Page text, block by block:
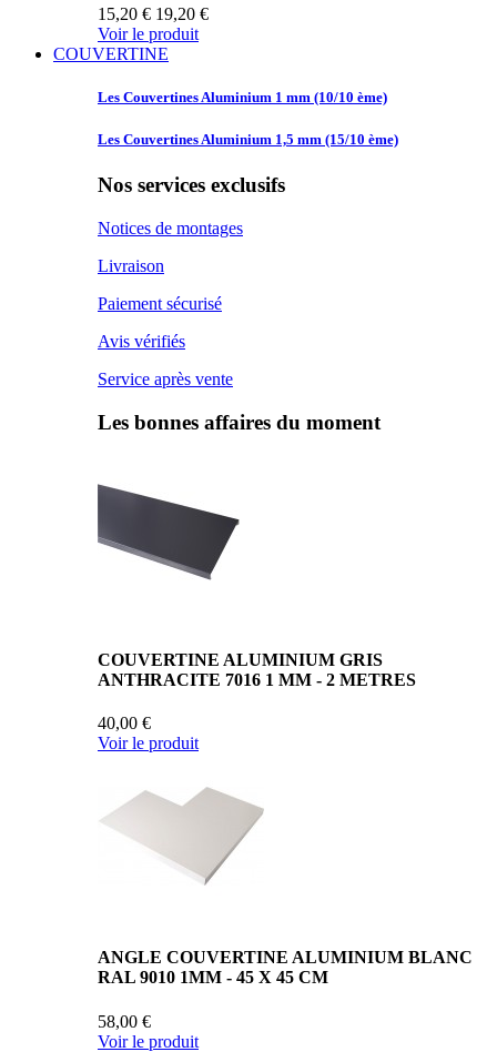
15,20 € 19,20 €
Voir le produit
COUVERTINE
Les CouvertinesAluminium 1 mm (10/10 ème)
Les CouvertinesAluminium 1,5 mm (15/10 ème)
Nos services exclusifs
Notices de montages
Livraison
Paiement sécurisé
Avis vérifiés
Service après vente
Les bonnes affaires du moment
COUVERTINE ALUMINIUM GRIS
ANTHRACITE 7016 1 MM - 2 METRES
40,00 €
Voir le produit
ANGLE COUVERTINE ALUMINIUM BLANC
RAL 9010 1MM - 45 X 45 CM
58,00 €
Voir le produit